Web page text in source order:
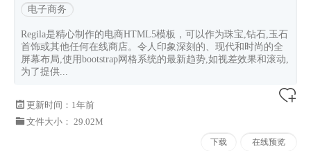
电子商务
Regila是精心制作的电商HTML5模板，可以作为珠宝,钻石,玉石
首饰或其他任何在线商店。令人印象深刻的、现代和时尚的全
屏幕布局,使用bootstrap网格系统的最新趋势,如视差效果和滚动,
为了提供...
更新时间： 1年前
文件大小： 29.02M
下载 在线预览